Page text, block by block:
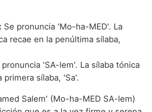
Se pronuncia 'Mo-ha-MED'. La
recae en la penúltima sílaba,
pronuncia 'SA-lem'. La sílaba tónica
primera sílaba, 'Sa'.
Salem' (Mo-ha-MED SA-lem)